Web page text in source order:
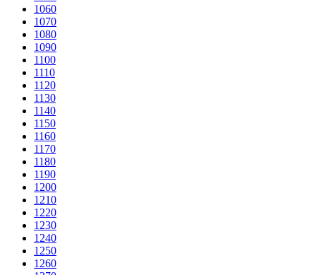
1060
1070
1080
1090
1100
1110
1120
1130
1140
1150
1160
1170
1180
1190
1200
1210
1220
1230
1240
1250
1260